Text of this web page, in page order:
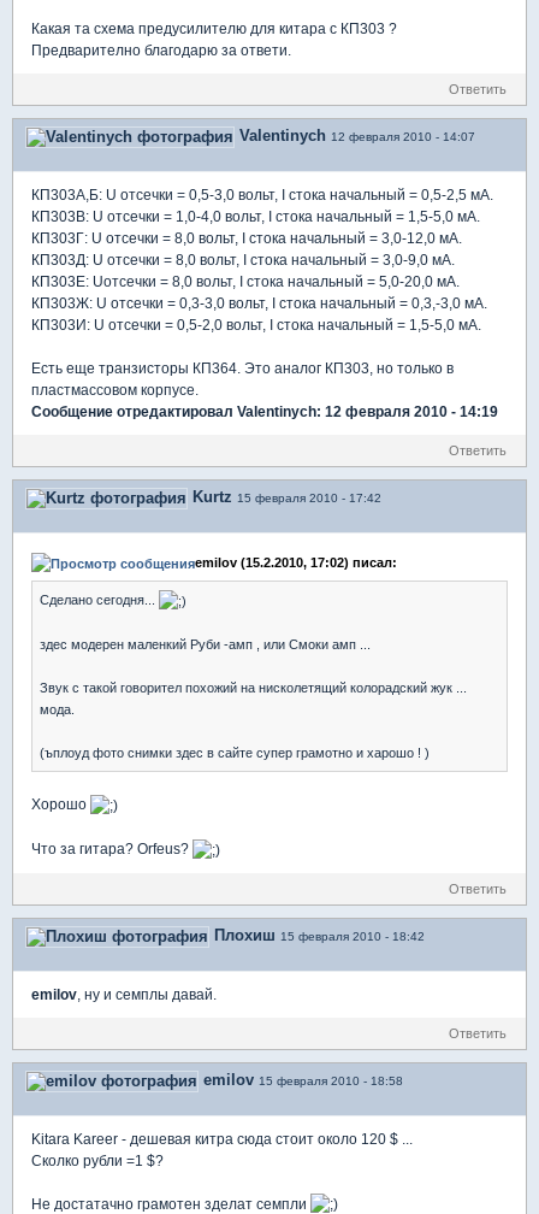
Какая та схема предусилителю для китара с КП303 ?
Предварително благодарю за ответи.
Ответить
Valentinych 12 февраля 2010 - 14:07
КП303А,Б: U отсечки = 0,5-3,0 вольт, I стока начальный = 0,5-2,5 мА.
КП303В: U отсечки = 1,0-4,0 вольт, I стока начальный = 1,5-5,0 мА.
КП303Г: U отсечки = 8,0 вольт, I стока начальный = 3,0-12,0 мА.
КП303Д: U отсечки = 8,0 вольт, I стока начальный = 3,0-9,0 мА.
КП303Е: Uотсечки = 8,0 вольт, I стока начальный = 5,0-20,0 мА.
КП303Ж: U отсечки = 0,3-3,0 вольт, I стока начальный = 0,3,-3,0 мА.
КП303И: U отсечки = 0,5-2,0 вольт, I стока начальный = 1,5-5,0 мА.
Есть еще транзисторы КП364. Это аналог КП303, но только в
пластмассовом корпусе.
Сообщение отредактировал Valentinych: 12 февраля 2010 - 14:19
Ответить
Kurtz 15 февраля 2010 - 17:42
emilov (15.2.2010, 17:02) писал:
Сделано сегодня...
здес модерен маленкий Руби -амп , или Смоки амп ...
Звук с такой говорител похожий на нисколетящий колорадский жук ...
мода.
(ъплоуд фото снимки здес в сайте супер грамотно и харошо ! )
Хорошо
Что за гитара? Orfeus?
Ответить
Плохиш 15 февраля 2010 - 18:42
emilov , ну и семплы давай.
Ответить
emilov 15 февраля 2010 - 18:58
Сколко рубли =1 $?
Не достатачно грамотен зделат семпли